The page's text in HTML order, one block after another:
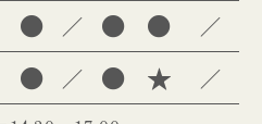
● ／ ● ● ／
● ／ ● ★ ／